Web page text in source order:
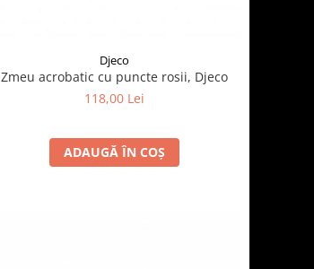
Djeco
Zmeu acrobatic cu puncte rosii, Djeco
118,00 Lei
ADAUGĂ ÎN COȘ